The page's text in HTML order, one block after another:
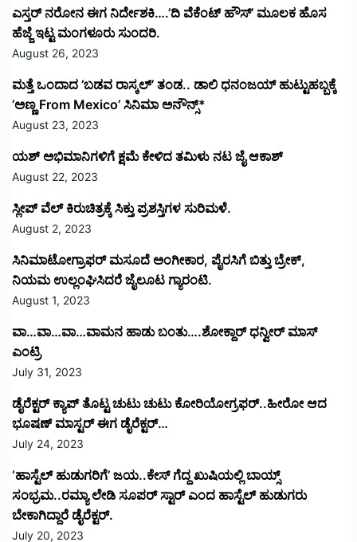
ಎಸ್ತರ್ ನರೋನ ಈಗ ನಿರ್ದೇಶಕಿ….’ದಿ ವೆಕೆಂಟ್ ಹೌಸ್‌’‌ ಮೂಲಕ ಹೊಸ
ಹೆಜ್ಜೆ ಇಟ್ಟ ಮಂಗಳೂರು ಸುಂದರಿ.
August 26, 2023
ಮತ್ತೆ ಒಂದಾದ ’ಬಡವ ರಾಸ್ಕಲ್’ ತಂಡ.. ಡಾಲಿ ಧನಂಜಯ್ ಹುಟ್ಟುಹಬ್ಬಕ್ಕೆ
’ಅಣ್ಣ From Mexico’ ಸಿನಿಮಾ ಅನೌನ್ಸ್*
August 23, 2023
ಯಶ್ ಅಭಿಮಾನಿಗಳಿಗೆ ಕ್ಷಮೆ ಕೇಳಿದ ತಮಿಳು ನಟ ಜೈ ಆಕಾಶ್
August 22, 2023
ಸ್ಲೀಪ್ ವೆಲ್ ಕಿರುಚಿತ್ರಕ್ಕೆ ಸಿಕ್ತು ಪ್ರಶಸ್ತಿಗಳ ಸುರಿಮಳೆ.
August 2, 2023
ಸಿನಿಮಾಟೋಗ್ರಾಫರ್ ಮಸೂದೆ ಅಂಗೀಕಾರ, ಪೈರಸಿಗೆ ಬಿತ್ತು ಬ್ರೇಕ್,
ನಿಯಮ ಉಲ್ಲಂಘಿಸಿದರೆ ಜೈಲೂಟ ಗ್ಯಾರಂಟಿ.
August 1, 2023
ವಾ…ವಾ…ವಾ…ವಾಮನ ಹಾಡು ಬಂತು….ಶೋಕ್ದಾರ್ ಧನ್ವೀರ್ ಮಾಸ್
ಎಂಟ್ರಿ
July 31, 2023
ಡೈರೆಕ್ಟರ್ ಕ್ಯಾಪ್ ತೊಟ್ಟ ಚುಟು ಚುಟು ಕೋರಿಯೋಗ್ರಫರ್..ಹೀರೋ ಆದ
ಭೂಷಣ್ ಮಾಸ್ಟರ್ ಈಗ ಡೈರೆಕ್ಟರ್…
July 24, 2023
‘ಹಾಸ್ಟೆಲ್ ಹುಡುಗರಿಗೆ’ ಜಯ..ಕೇಸ್ ಗೆದ್ದ ಖುಷಿಯಲ್ಲಿ ಬಾಯ್ಸ್
ಸಂಭ್ರಮ..ರಮ್ಯಾ ಲೇಡಿ ಸೂಪರ್ ಸ್ಟಾರ್ ಎಂದ ಹಾಸ್ಟೆಲ್ ಹುಡುಗರು
ಬೇಕಾಗಿದ್ದಾರೆ ಡೈರೆಕ್ಟರ್.
July 20, 2023